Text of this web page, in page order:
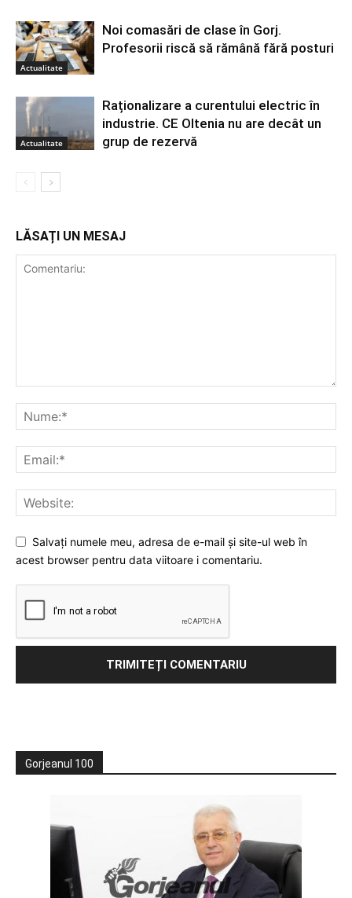
Actualitate
Noi comasări de clase în Gorj.
Profesorii riscă să rămână fără posturi
Actualitate
Raționalizare a curentului electric în
industrie. CE Oltenia nu are decât un
grup de rezervă
LĂSAȚI UN MESAJ
Salvați numele meu, adresa de e-mail și site-ul web în
acest browser pentru data viitoare i comentariu.
Gorjeanul 100